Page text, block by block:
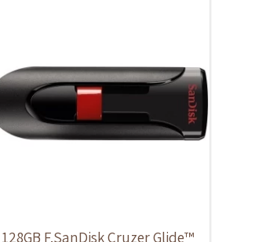
128GB F.SanDisk Cruzer Glide™